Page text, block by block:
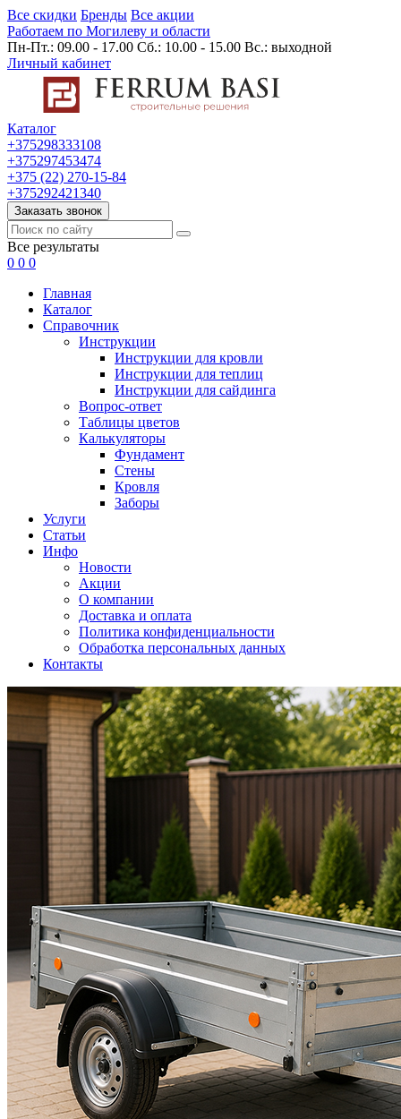
Все скидки Бренды Все акции
Работаем по Могилеву и области
Пн-Пт.: 09.00 - 17.00 Сб.: 10.00 - 15.00 Вс.: выходной
Личный кабинет
Каталог
+375298333108
+375297453474
+375 (22) 270-15-84
+375292421340
Заказать звонок
Все результаты
0 0 0
Главная
Каталог
Cправочник
Инструкции
Инструкции для кровли
Инструкции для теплиц
Инструкции для сайдинга
Вопрос-ответ
Таблицы цветов
Калькуляторы
Фундамент
Стены
Кровля
Заборы
Услуги
Статьи
Инфо
Новости
Акции
О компании
Доставка и оплата
Политика конфиденциальности
Обработка персональных данных
Контакты